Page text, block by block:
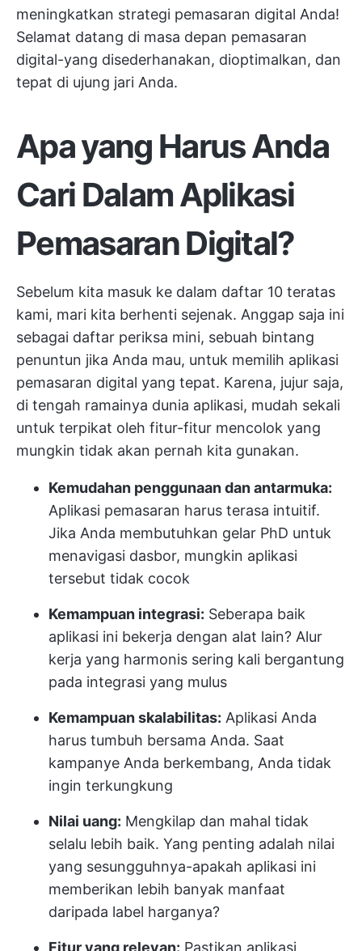
meningkatkan strategi pemasaran digital Anda!
Selamat datang di masa depan pemasaran
digital-yang disederhanakan, dioptimalkan, dan
tepat di ujung jari Anda.
Apa yang Harus Anda
Cari Dalam Aplikasi
Pemasaran Digital?
Sebelum kita masuk ke dalam daftar 10 teratas
kami, mari kita berhenti sejenak. Anggap saja ini
sebagai daftar periksa mini, sebuah bintang
penuntun jika Anda mau, untuk memilih aplikasi
pemasaran digital yang tepat. Karena, jujur saja,
di tengah ramainya dunia aplikasi, mudah sekali
untuk terpikat oleh fitur-fitur mencolok yang
mungkin tidak akan pernah kita gunakan.
Kemudahan penggunaan dan antarmuka:
Aplikasi pemasaran harus terasa intuitif.
Jika Anda membutuhkan gelar PhD untuk
menavigasi dasbor, mungkin aplikasi
tersebut tidak cocok
Kemampuan integrasi: Seberapa baik
aplikasi ini bekerja dengan alat lain? Alur
kerja yang harmonis sering kali bergantung
pada integrasi yang mulus
Kemampuan skalabilitas: Aplikasi Anda
harus tumbuh bersama Anda. Saat
kampanye Anda berkembang, Anda tidak
ingin terkungkung
Nilai uang: Mengkilap dan mahal tidak
selalu lebih baik. Yang penting adalah nilai
yang sesungguhnya-apakah aplikasi ini
memberikan lebih banyak manfaat
daripada label harganya?
Fitur yang relevan: Pastikan aplikasi